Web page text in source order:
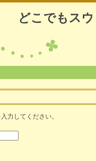
どこでもス
力してください。